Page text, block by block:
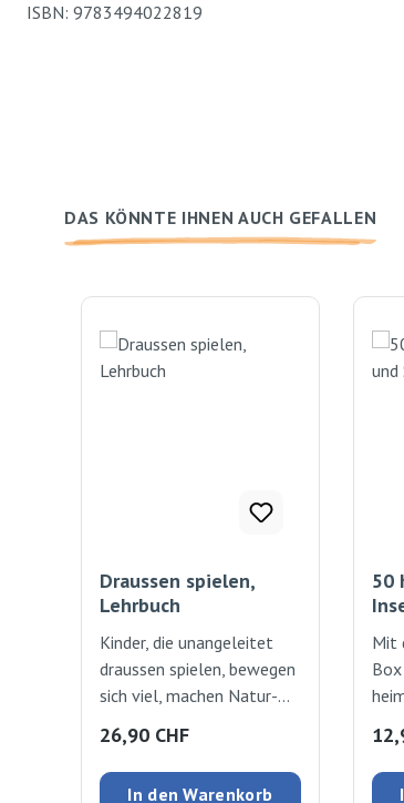
ISBN: 9783494022819
DAS KÖNNTE IHNEN AUCH GEFALLEN
Draussen spielen,
Lehrbuch
Kinder, die unangeleitet
draussen spielen, bewegen
sich viel, machen Natur-
und
Selbstwirkungserfahrunge
n und trainieren ihre
Regulärer Preis:
26,90 CHF
In den Warenkorb
50
Mit